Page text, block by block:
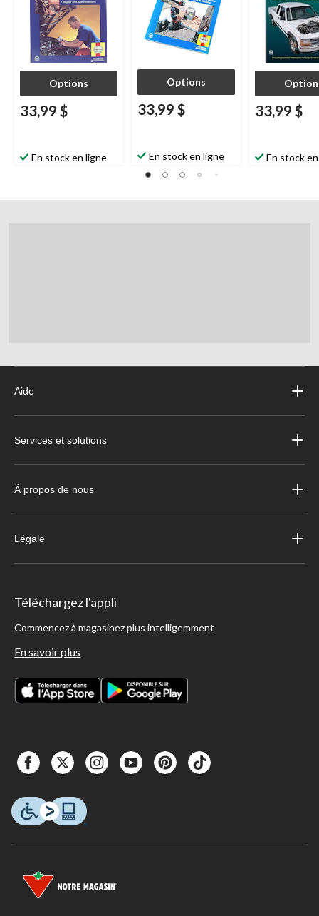
Options
33,99 $
En stock en ligne
Options
33,99 $
En stock en ligne
33,99 $
En stock
Aide
Services et solutions
À propos de nous
Légale
Téléchargez l'appli
Commencez à magasinez plus intelligemment
En savoir plus